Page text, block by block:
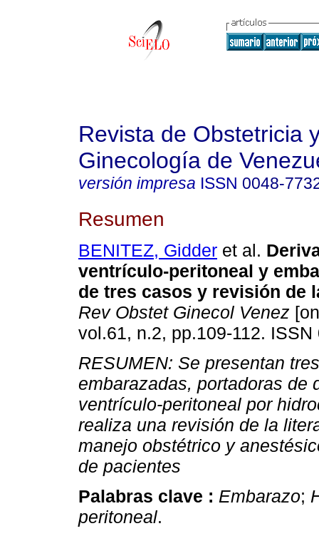
Revista de Obstetricia
Ginecología de
versión impresa ISSN 0048-
Resumen
BENITEZ, Gidder et al.
ventrículo-peritoneal y
de tres casos y revisión de
Rev Obstet Ginecol Venez
vol.61, n.2, pp.109-112. ISSN
RESUMEN: Se presentan
embarazadas, portadoras de
ventrículo-peritoneal por
realiza una revisión de la
manejo obstétrico y
de pacientes
Palabras clave : Embarazo;
peritoneal.